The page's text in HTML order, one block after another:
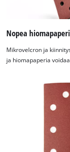
Nopea
Mikrovelcron ja
ja hiomapaperia